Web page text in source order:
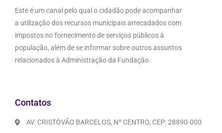
Este é um canal pelo qual o cidadão pode acompanhar
a utilização dos recursos municipais arrecadados com
impostos no fornecimento de serviços públicos à
população, além de se informar sobre outros assuntos
relacionados à Administração da Fundação.
Contatos
AV. CRISTÓVÃO BARCELOS, Nº CENTRO, CEP: 28890-000